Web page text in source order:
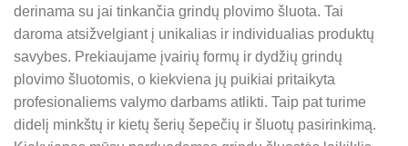
derinama su jai tinkančia grindų plovimo šluota. Tai
daroma atsižvelgiant į unikalias ir individualias produktų
savybes. Prekiaujame įvairių formų ir dydžių grindų
plovimo šluotomis, o kiekviena jų puikiai pritaikyta
profesionaliems valymo darbams atlikti. Taip pat turime
didelį minkštų ir kietų šerių šepečių ir šluotų pasirinkimą.